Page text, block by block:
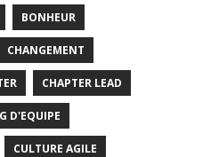
BONHEUR
CHANGEMENT
CHAPTER LEAD
D'EQUIPE
CULTURE AGILE